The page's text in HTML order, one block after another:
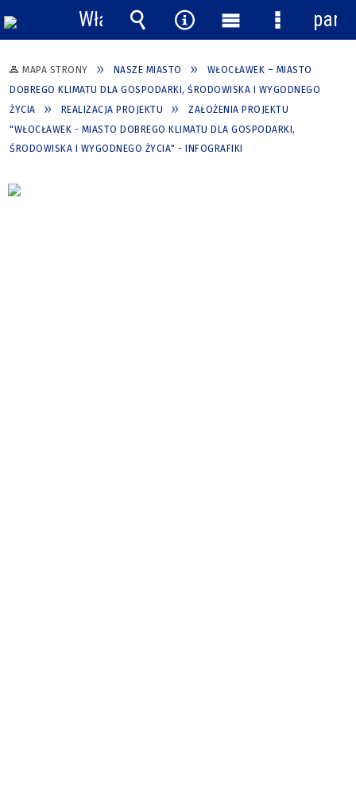
MAPA STRONY NASZE MIASTO
WŁOCŁAWEK – MIASTO
DOBREGO KLIMATU DLA GOSPODARKI, ŚRODOWISKA I WYGODNEGO
ŻYCIA
REALIZACJA PROJEKTU
ZAŁOŻENIA PROJEKTU
"WŁOCŁAWEK - MIASTO DOBREGO KLIMATU DLA GOSPODARKI,
ŚRODOWISKA I WYGODNEGO ŻYCIA" - INFOGRAFIKI
Włącz
powiadomienia
Wyszukiwarka
Narzędzia
Menu
główne
Menu
panel